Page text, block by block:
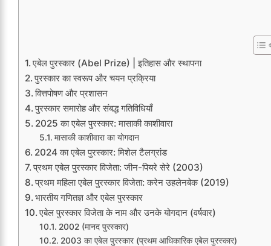
एबेल पुरस्कार (Abel Prize) | इतिहास और स्थापना
पुरस्कार का स्वरूप और चयन प्रक्रिया
वित्तपोषण और प्रशासन
पुरस्कार समारोह और संबद्ध गतिविधियाँ
2025 का एबेल पुरस्कार: मासाकी काशीवारा
मासाकी काशीवारा का योगदान
2024 का एबेल पुरस्कार: मिशेल टैलग्रांड
प्रथम एबेल पुरस्कार विजेता: जीन-पियरे सेरे (2003)
प्रथम महिला एबेल पुरस्कार विजेता: करेन उहलेनबेक (2019)
भारतीय गणितज्ञ और एबेल पुरस्कार
एबेल पुरस्कार विजेता के नाम और उनके योगदान (वर्षवार)
2002 (मानद पुरस्कार)
2003 का एबेल पुरस्कार (प्रथम आधिकारिक एबेल पुरस्कार)